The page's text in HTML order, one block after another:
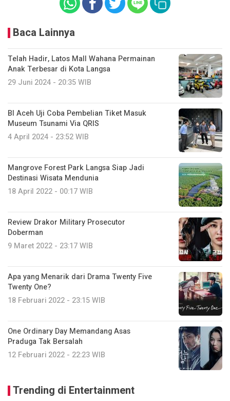
Baca Lainnya
Telah Hadir, Latos Mall Wahana Permainan
Anak Terbesar di Kota Langsa
29 Juni 2024 - 20:35 WIB
BI Aceh Uji Coba Pembelian Tiket Masuk
Museum Tsunami Via QRIS
4 April 2024 - 23:52 WIB
Mangrove Forest Park Langsa Siap Jadi
Destinasi Wisata Mendunia
18 April 2022 - 00:17 WIB
Review Drakor Military Prosecutor
Doberman
9 Maret 2022 - 23:17 WIB
Apa yang Menarik dari Drama Twenty Five
Twenty One?
18 Februari 2022 - 23:15 WIB
One Ordinary Day Memandang Asas
Praduga Tak Bersalah
12 Februari 2022 - 22:23 WIB
Trending di Entertainment